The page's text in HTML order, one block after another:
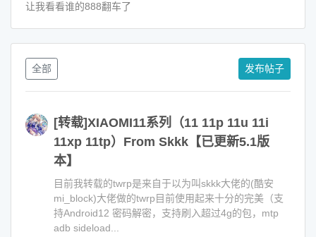
让我看看谁的888翻车了
发布帖子
全部
[转载]XIAOMI11系列（11 11p 11u 11i
11xp 11tp）From Skkk【已更新5.1版
本】
目前我转载的twrp是来自于以为叫skkk大佬的(酷安
mi_block)大佬做的twrp目前使用起来十分的完美（支
持Android12 密码解密，支持刷入超过4g的包，mtp
adb sideload...